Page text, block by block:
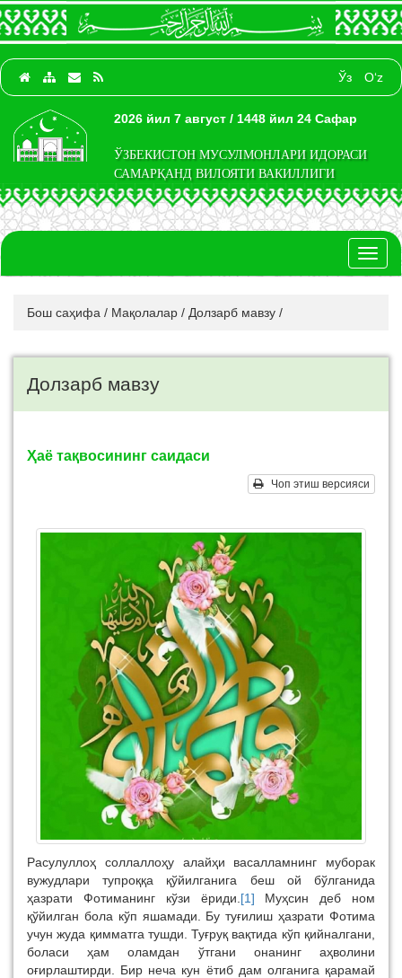
Ўз O‘z
2026 йил 7 август / 1448 йил 24 Сафар
ЎЗБЕКИСТОН МУСУЛМОНЛАРИ ИДОРАСИ
САМАРҚАНД ВИЛОЯТИ ВАКИЛЛИГИ
Бош саҳифа / Мақолалар / Долзарб мавзу /
Долзарб мавзу
Ҳаё тақвосининг саидаси
Чоп этиш версияси
Расулуллоҳ соллаллоҳу алайҳи васалламнинг муборак
вужудлари тупроққа қўйилганига беш ой бўлганида
ҳазрати Фотиманинг кўзи ёриди. [1]
Муҳсин деб ном
қўйилган бола кўп яшамади. Бу туғилиш ҳазрати Фотима
учун жуда қимматга тушди. Туғруқ вақтида кўп қийналгани,
боласи ҳам оламдан ўтгани онанинг аҳволини
оғирлаштирди. Бир неча кун ётиб дам олганига қарамай